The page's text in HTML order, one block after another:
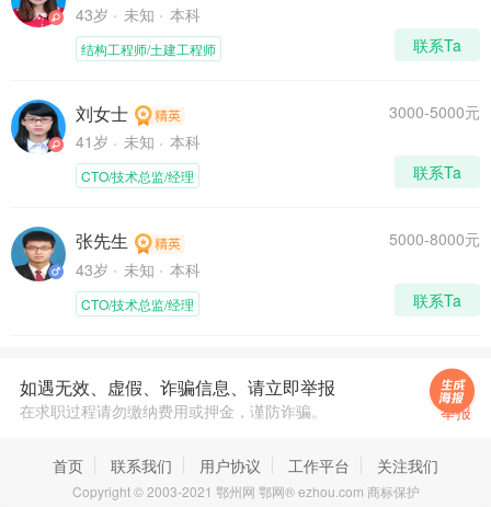
43岁 未知
本科
联系Ta
结构工程师/土建工程师
3000-5000元
刘女士
41岁 未知
本科
联系Ta
CTO/技术总监/经理
5000-8000元
张先生
43岁 未知
本科
联系Ta
CTO/技术总监/经理
举报
如遇无效、虚假、诈骗信息、请立即举报
在求职过程请勿缴纳费用或押金，谨防诈骗。
首页 联系我们 用户协议 工作平台 关注我们
Copyright © 2003-2021 鄂州网 鄂网® ezhou.com 商标保护